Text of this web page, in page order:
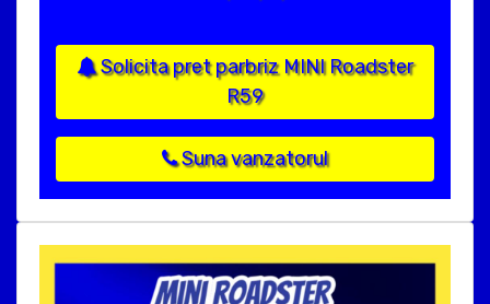
Solicita pret parbriz MINI Roadster
R59
Suna vanzatorul